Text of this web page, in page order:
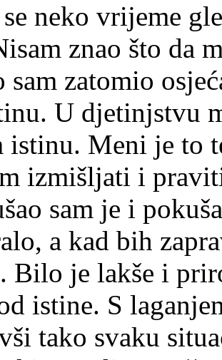
se neko vrijeme
znao što da
sam zatomio
U djetinjstvu
istinu. Meni je to
izmišljati i
sam je i
a kad bih
Bilo je lakše i
istine. S
tako svaku